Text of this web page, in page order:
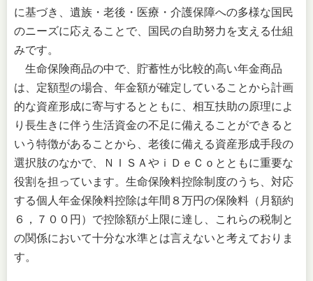
に基づき、遺族・老後・医療・介護保障への多様な国民
のニーズに応えることで、国民の自助努力を支える仕組
みです。
生命保険商品の中で、貯蓄性が比較的高い年金商品
は、定額型の場合、年金額が確定していることから計画
的な資産形成に寄与するとともに、相互扶助の原理によ
り長生きに伴う生活資金の不足に備えることができると
いう特徴があることから、老後に備える資産形成手段の
選択肢のなかで、ＮＩＳＡやｉＤｅＣｏとともに重要な
役割を担っています。生命保険料控除制度のうち、対応
する個人年金保険料控除は年間８万円の保険料（月額約
６，７００円）で控除額が上限に達し、これらの税制と
の関係において十分な水準とは言えないと考えておりま
す。